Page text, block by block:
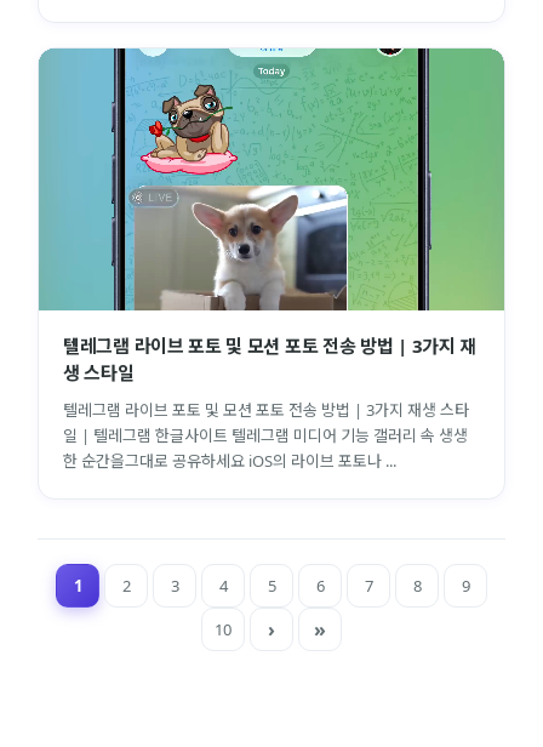
텔레그램 라이브 포토 및 모션 포토 전송 방법 | 3가지 재
생 스타일
텔레그램 라이브 포토 및 모션 포토 전송 방법 | 3가지 재생 스타
일 | 텔레그램 한글사이트 텔레그램 미디어 기능 갤러리 속 생생
한 순간을그대로 공유하세요 iOS의 라이브 포토나 ...
1 2 3 4 5 6 7 8
9
10